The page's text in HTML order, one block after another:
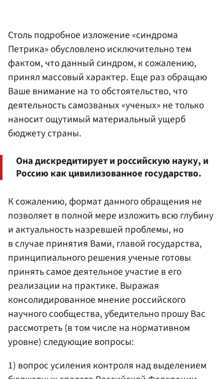
Столь подробное изложение «синдрома
Петрика» обусловлено исключительно тем
фактом, что данный синдром, к сожалению,
принял массовый характер. Еще раз обращаю
Ваше внимание на то обстоятельство, что
деятельность самозваных «ученых» не только
наносит ощутимый материальный ущерб
бюджету страны.
Она дискредитирует и российскую науку, и
Россию как цивилизованное государство.
К сожалению, формат данного обращения не
позволяет в полной мере изложить всю глубину
и актуальность назревшей проблемы, но
в случае принятия Вами, главой государства,
принципиального решения ученые готовы
принять самое деятельное участие в его
реализации на практике. Выражая
консолидированное мнение российского
научного сообщества, убедительно прошу Вас
рассмотреть (в том числе на нормативном
уровне) следующие вопросы:
1) вопрос усиления контроля над выделением